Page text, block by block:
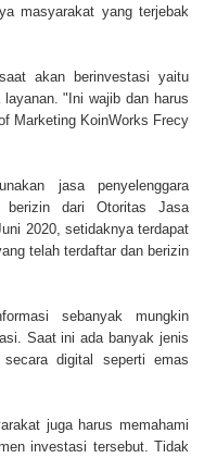
masyarakat yang terjebak
akan berinvestasi yaitu
"Ini wajib dan harus
Marketing KoinWorks Frecy
jasa penyelenggara
dari Otoritas Jasa
2020, setidaknya terdapat
telah terdaftar dan berizin
sebanyak mungkin
Saat ini ada banyak jenis
digital seperti emas
juga harus memahami
investasi tersebut. Tidak